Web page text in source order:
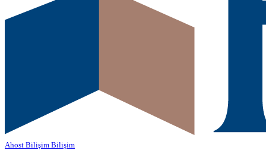
Ahost Bilişim Bilişim